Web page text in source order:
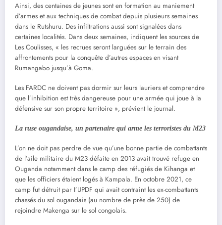
Ainsi, des centaines de jeunes sont en formation au maniement
d’armes et aux techniques de combat depuis plusieurs semaines
dans le Rutshuru. Des infiltrations aussi sont signalées dans
certaines localités. Dans deux semaines, indiquent les sources de
Les Coulisses, « les recrues seront larguées sur le terrain des
affrontements pour la conquête d’autres espaces en visant
Rumangabo jusqu’à Goma.
Les FARDC ne doivent pas dormir sur leurs lauriers et comprendre
que l’inhibition est très dangereuse pour une armée qui joue à la
défensive sur son propre territoire », prévient le journal.
La ruse ougandaise, un partenaire qui arme les terroristes du M23
L’on ne doit pas perdre de vue qu’une bonne partie de combattants
de l’aile militaire du M23 défaite en 2013 avait trouvé refuge en
Ouganda notamment dans le camp des réfugiés de Kihanga et
que les officiers étaient logés à Kampala. En octobre 2021, ce
camp fut détruit par I’UPDF qui avait contraint les ex-combattants
chassés du sol ougandais (au nombre de près de 250) de
rejoindre Makenga sur le sol congolais.